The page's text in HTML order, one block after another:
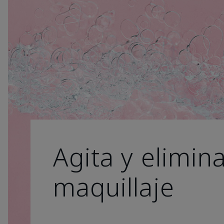
Agita y
maquillaje